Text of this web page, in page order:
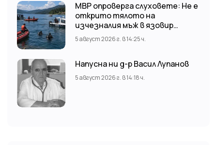
МВР опроверга слуховете: Не е
открито тялото на
изчезналия мъж в язовир
„Доспат“ Издирвателната
операция продължава!
5 август 2026 г. в 14:25 ч.
Напусна ни д-р Васил Лупанов
5 август 2026 г. в 14:18 ч.